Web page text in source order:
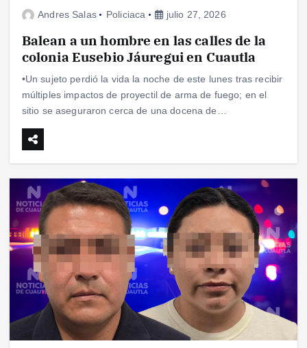
Andres Salas Policiaca julio 27, 2026
Balean a un hombre en las calles de la
colonia Eusebio Jáuregui en Cuautla
•Un sujeto perdió la vida la noche de este lunes tras recibir
múltiples impactos de proyectil de arma de fuego; en el
sitio se aseguraron cerca de una docena de…